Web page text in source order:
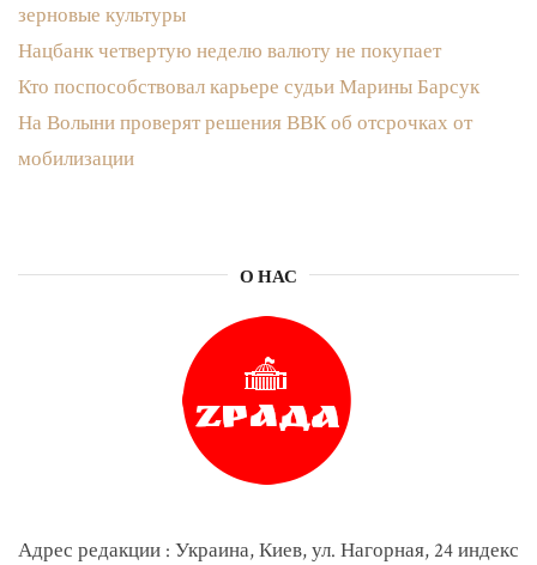
зерновые культуры
Нацбанк четвертую неделю валюту не покупает
Кто поспособствовал карьере судьи Марины Барсук
На Волыни проверят решения ВВК об отсрочках от
мобилизации
О НАС
Адрес редакции : Украина, Киев, ул. Нагорная, 24 индекс